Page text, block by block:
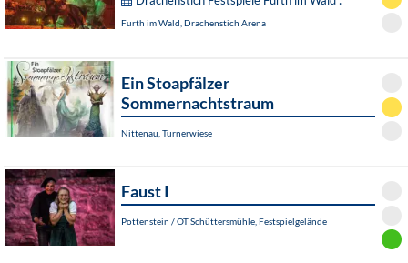
Furth im Wald, Drachenstich Arena
Ein Stoapfälzer
Sommernachtstraum
Nittenau, Turnerwiese
Faust I
Pottenstein / OT Schüttersmühle, Festspielgelände